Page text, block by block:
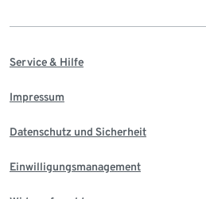
Service & Hilfe
Impressum
Datenschutz und Sicherheit
Einwilligungsmanagement